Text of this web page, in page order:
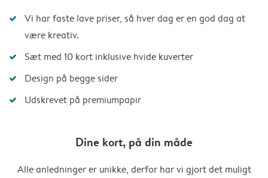
Vi har faste lave priser, så hver dag er en god dag at
være kreativ.
Sæt med 10 kort inklusive hvide kuverter
Design på begge sider
Udskrevet på premiumpapir
Dine kort, på din måde
Alle anledninger er unikke, derfor har vi gjort det muligt